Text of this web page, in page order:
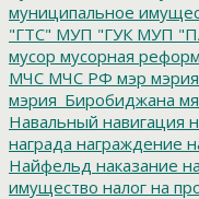
муниципальное
"ГТС" МУП "ГУК МУП
мусор мусорная
МЧС МЧС РФ мэр мэрия
мэрия_Биробиджана
Навальный навигация
награда награждение
Найфельд наказание
имущество налог на